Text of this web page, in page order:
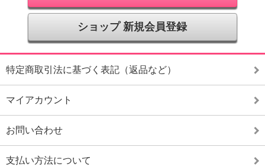
ショップ 新規会員登録
特定商取引法に基づく表記（返品など）
マイアカウント
お問い合わせ
支払い方法について